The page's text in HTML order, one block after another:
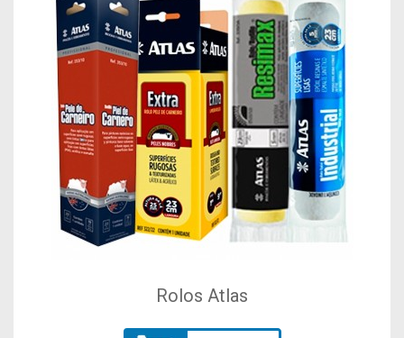
Rolos Atlas